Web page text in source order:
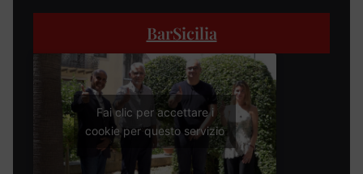
BarSicilia
Fai clic per accettare i
cookie per questo servizio